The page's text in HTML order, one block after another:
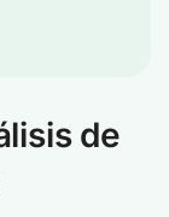
de